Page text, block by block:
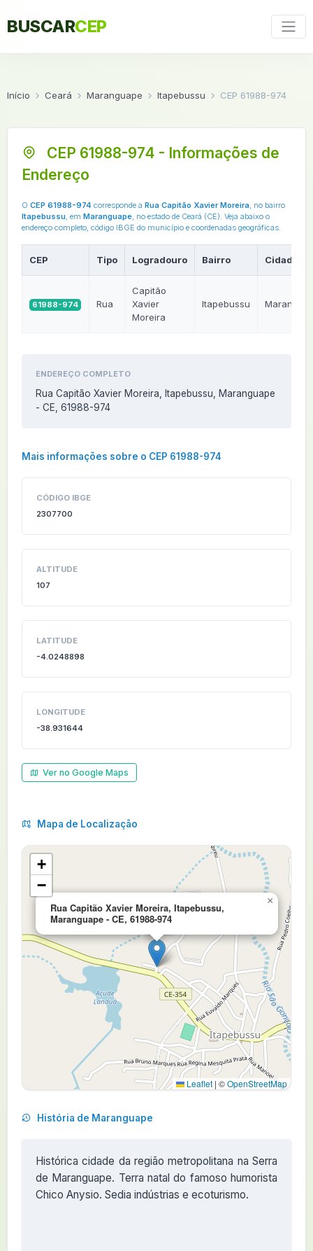
BUSCARCEP
Início Ceará Maranguape Itapebussu CEP 61988-974
CEP 61988-974 - Informações de
Endereço
O CEP 61988-974 corresponde a Rua Capitão Xavier Moreira, no bairro
Itapebussu, em Maranguape, no estado de Ceará (CE). Veja abaixo o
endereço completo, código IBGE do município e coordenadas geográficas.
CEP Tipo Logradouro Bairro Cidade
61988-974 Rua
Capitão
Xavier
Moreira
Itapebussu
ENDEREÇO COMPLETO
Rua Capitão Xavier Moreira, Itapebussu, Maranguape
- CE, 61988-974
Mais informações sobre o CEP 61988-974
CÓDIGO IBGE
2307700
ALTITUDE
107
LATITUDE
-4.0248898
LONGITUDE
-38.931644
Ver no Google Maps
Mapa de Localização
Rua Capitão Xavier Moreira, Itapebussu,
Maranguape - CE, 61988-974
×
+
−
Leaflet | ©OpenStreetMap
História de Maranguape
Histórica cidade da região metropolitana na Serra
de Maranguape. Terra natal do famoso humorista
Chico Anysio. Sedia indústrias e ecoturismo.